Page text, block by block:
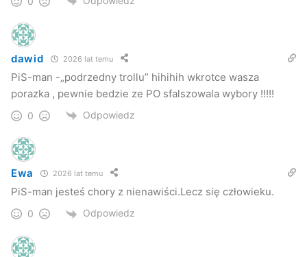
dawid 2026 lat temu
PiS-man -„podrzedny trollu” hihihih wkrotce wasza
porazka , pewnie bedzie ze PO sfalszowala wybory !!!!!
0 Odpowiedz
Ewa 2026 lat temu
PiS-man jesteś chory z nienawiści.Lecz się człowieku.
0 Odpowiedz